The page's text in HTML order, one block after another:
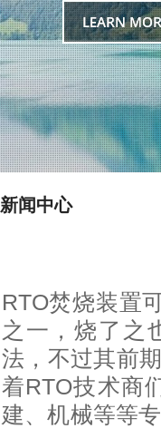
新闻中心
RTO焚烧装置
之一，烧了之
法，不过其前
着RTO技术商
建、机械等等